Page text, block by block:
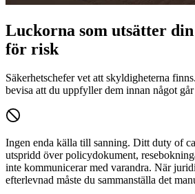
Luckorna som utsätter
för risk
Säkerhetschefer vet att skyldigheterna
bevisa att du uppfyller dem innan något
Ingen enda källa till sanning. Ditt duty of
utspridd över policydokument,
inte kommunicerar med varandra. När
efterlevnad måste du sammanställa det